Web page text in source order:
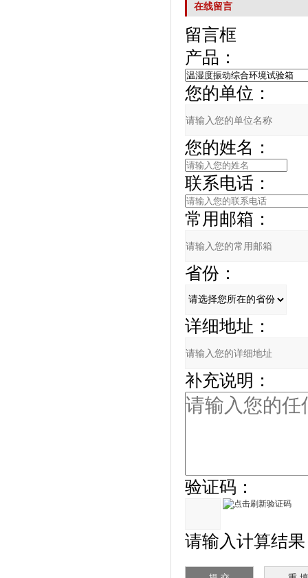
在线留言
留言框
产品：
您的单位：
您的姓名：
联系电话：
常用邮箱：
省份：
详细地址：
补充说明：
验证码：
请输入计算结果